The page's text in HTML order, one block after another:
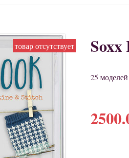
товар отсутствует
25 моделей